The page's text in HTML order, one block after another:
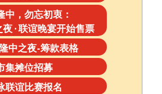
中，勿忘初衷：
夜 · 联谊晚宴开始售票
中之夜-筹款表格
集摊位招募
联谊比赛报名